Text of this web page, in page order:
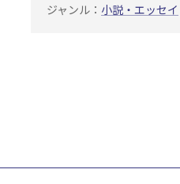
ジャンル： 小説・エッセイ